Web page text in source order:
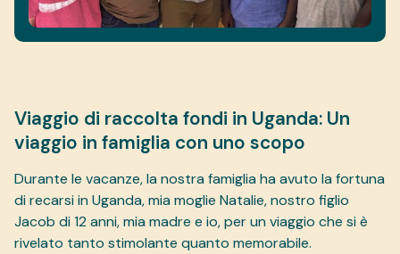
Viaggio di raccolta fondi in Uganda: Un
viaggio in famiglia con uno scopo
Durante le vacanze, la nostra famiglia ha avuto la fortuna
di recarsi in Uganda, mia moglie Natalie, nostro figlio
Jacob di 12 anni, mia madre e io, per un viaggio che si è
rivelato tanto stimolante quanto memorabile.